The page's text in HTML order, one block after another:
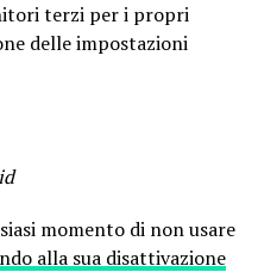
terzi per i propri
delle impostazioni
momento di non usare
alla sua disattivazione